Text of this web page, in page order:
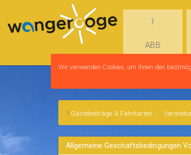
ABB
Wir verwenden Cookies, um Ihnen den
Gästebeiträge & Fahrkarten
Allgemeine Geschäftsbedingungen